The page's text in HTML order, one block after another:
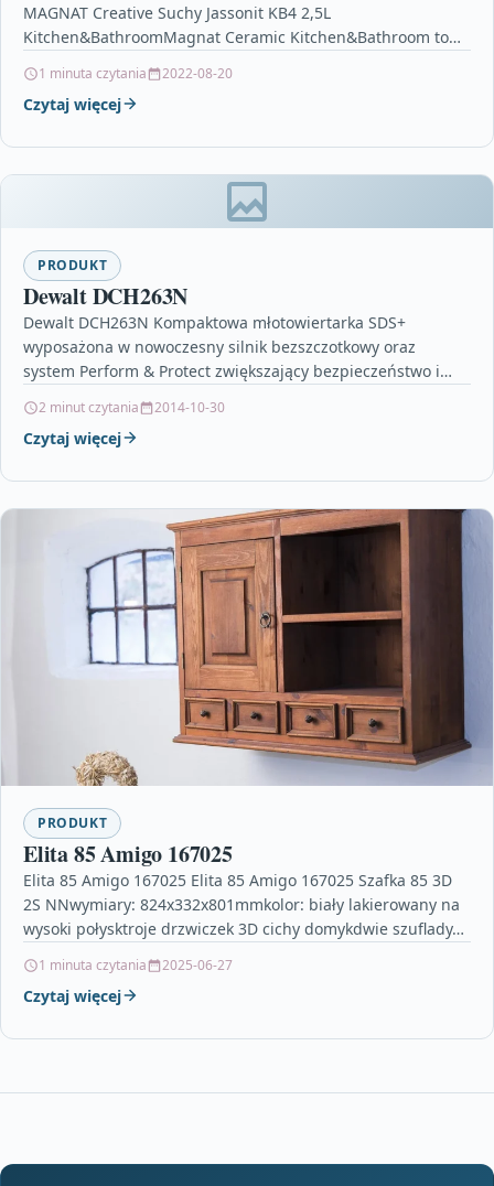
MAGNAT Creative Suchy Jassonit KB4 2,5L
Kitchen&BathroomMagnat Ceramic Kitchen&Bathroom to
kryciu,która…
1 minuta czytania 2022-08-20
Czytaj więcej
PRODUKT
Dewalt DCH263N
Dewalt DCH263N Kompaktowa młotowiertarka SDS+
wyposażona w nowoczesny silnik bezszczotkowy oraz
system Perform & Protect zwiększający bezpieczeństwo i
2 minut czytania 2014-10-30
Czytaj więcej
PRODUKT
Elita 85 Amigo 167025
Elita 85 Amigo 167025 Elita 85 Amigo 167025 Szafka 85 3D
2S NNwymiary: 824x332x801mmkolor: biały lakierowany na
wysoki połysktroje drzwiczek 3D cichy domykdwie szuflady…
1 minuta czytania 2025-06-27
Czytaj więcej